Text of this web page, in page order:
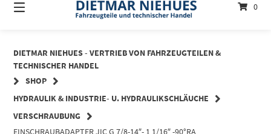
0
DIETMAR NIEHUES - VERTRIEB VON FAHRZEUGTEILEN &
TECHNISCHER HANDEL
SHOP
HYDRAULIK & INDUSTRIE- U. HYDRAULIKSCHLÄUCHE
VERSCHRAUBUNG
EINSCHRAUBADAPTER JIC G 7/8-14″- 1 1/16″ -90°RA